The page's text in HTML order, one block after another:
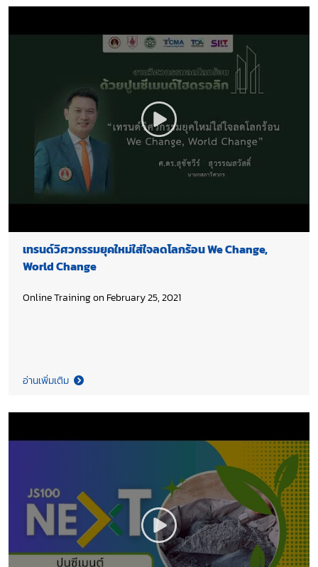
เทรนด์วิศวกรรมยุคใหม่ใส่ใจลดโลกร้อน We Change,
World Change
Online Training on February 25, 2021
อ่านเพิ่มเติม